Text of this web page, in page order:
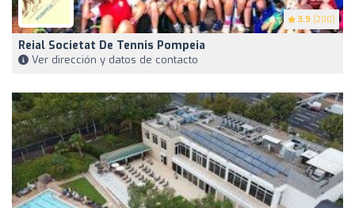
3.9 (200)
Reial Societat De Tennis Pompeia
Ver dirección y datos de contacto